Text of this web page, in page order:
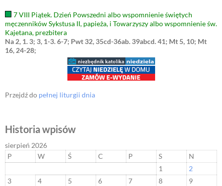
7 VIII Piątek. Dzień Powszedni albo wspomnienie świętych
męczenników Sykstusa II, papieża, i Towarzyszy albo wspomnienie św.
Kajetana, prezbitera
Na 2, 1. 3; 3, 1-3. 6-7; Pwt 32, 35cd-36ab. 39abcd. 41; Mt 5, 10; Mt
16, 24-28;
Przejdź do pełnej liturgii dnia
Historia wpisów
sierpień 2026
P
W Ś C P S
N
1
2
3
4 5 6 7 8
9